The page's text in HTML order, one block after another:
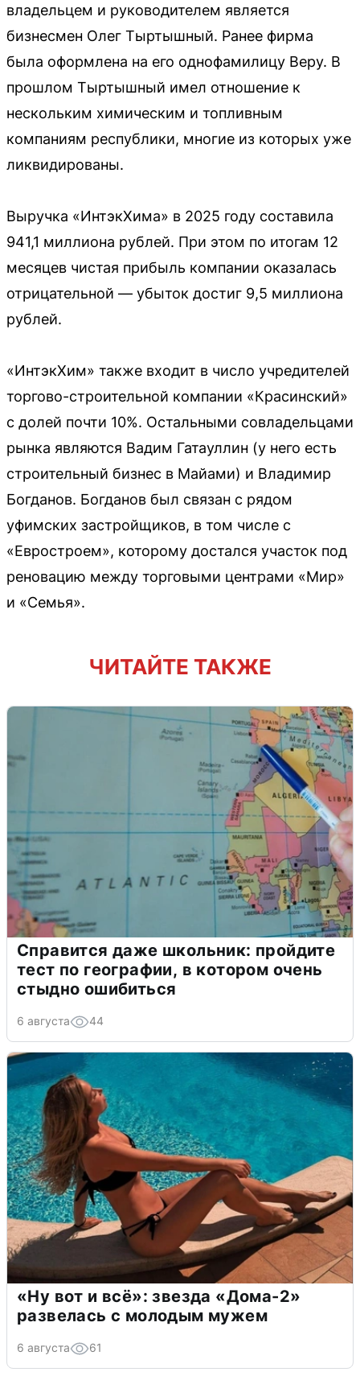
владельцем и руководителем является
бизнесмен Олег Тыртышный. Ранее фирма
была оформлена на его однофамилицу Веру. В
прошлом Тыртышный имел отношение к
нескольким химическим и топливным
компаниям республики, многие из которых уже
ликвидированы.
Выручка «ИнтэкХима» в 2025 году составила
941,1 миллиона рублей. При этом по итогам 12
месяцев чистая прибыль компании оказалась
отрицательной — убыток достиг 9,5 миллиона
рублей.
«ИнтэкХим» также входит в число учредителей
торгово-строительной компании «Красинский»
с долей почти 10%. Остальными совладельцами
рынка являются Вадим Гатауллин (у него есть
строительный бизнес в Майами) и Владимир
Богданов. Богданов был связан с рядом
уфимских застройщиков, в том числе с
«Евростроем», которому достался участок под
реновацию между торговыми центрами «Мир»
и «Семья».
ЧИТАЙТЕ ТАКЖЕ
Справится даже школьник: пройдите
тест по географии, в котором очень
стыдно ошибиться
6 августа 44
«Ну вот и всё»: звезда «Дома-2»
развелась с молодым мужем
6 августа 61